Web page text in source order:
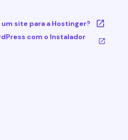
site para a Hostinger?
com o Instalador